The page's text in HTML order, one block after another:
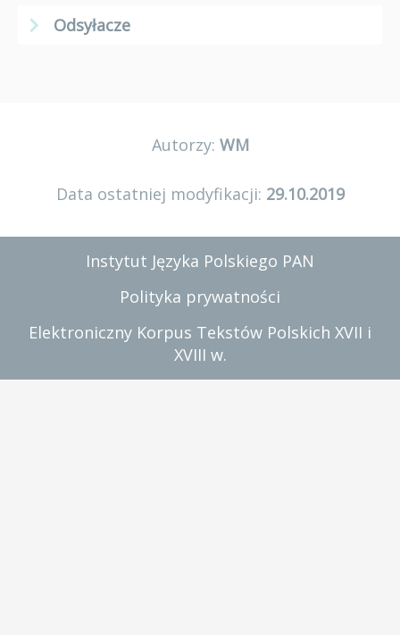
Odsyłacze
Autorzy: WM
Data ostatniej modyfikacji: 29.10.2019
Instytut Języka Polskiego PAN
Polityka prywatności
Elektroniczny Korpus Tekstów Polskich XVII i
XVIII w.